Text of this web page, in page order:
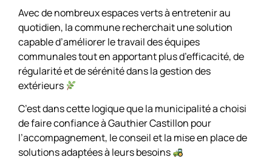
Avec de nombreux espaces verts à entretenir au
quotidien, la commune recherchait une solution
capable d’améliorer le travail des équipes
communales tout en apportant plus d’efficacité, de
régularité et de sérénité dans la gestion des
extérieurs
C’est dans cette logique que la municipalité a choisi
de faire confiance à Gauthier Castillon pour
l’accompagnement, le conseil et la mise en place de
solutions adaptées à leurs besoins